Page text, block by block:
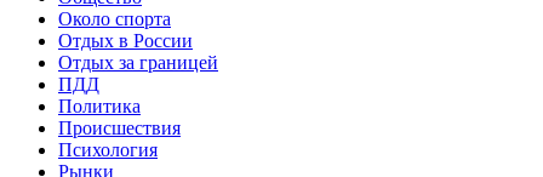
Около спорта
Отдых в России
Отдых за границей
ПДД
Политика
Происшествия
Психология
Рынки